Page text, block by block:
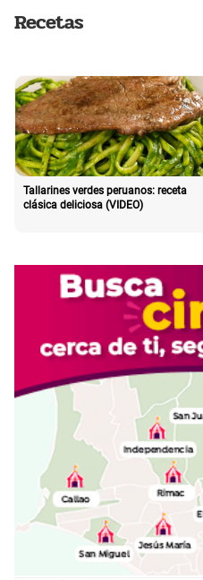
Recetas
Tallarines verdes peruanos: receta
clásica deliciosa (VIDEO)